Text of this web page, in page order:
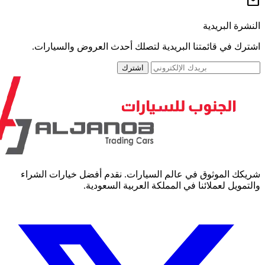
البريدية
في قائمتنا البريدية لتصلك أحدث العروض والسيارات.
اشترك
الموثوق في عالم السيارات. نقدم أفضل خيارات الشراء
لعملائنا في المملكة العربية السعودية.